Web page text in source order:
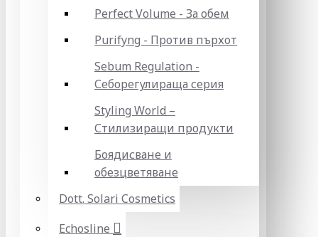
Perfect Volume - За обем
Purifyng - Против пърхот
Sebum Regulation -
Себорегулираща серия
Styling World –
Стилизиращи продукти
Боядисване и
обезцветяване
Dott. Solari Cosmetics
Echosline